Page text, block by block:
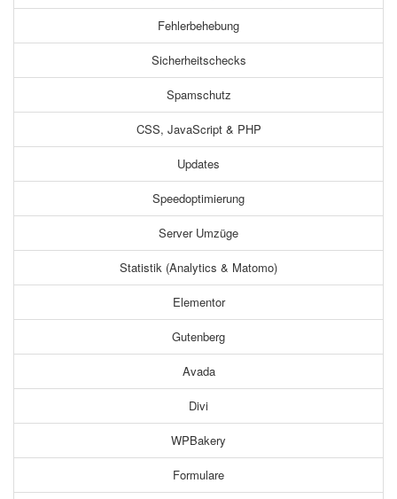
Fehlerbehebung
Sicherheitschecks
Spamschutz
CSS, JavaScript & PHP
Updates
Speedoptimierung
Server Umzüge
Statistik (Analytics & Matomo)
Elementor
Gutenberg
Avada
Divi
WPBakery
Formulare